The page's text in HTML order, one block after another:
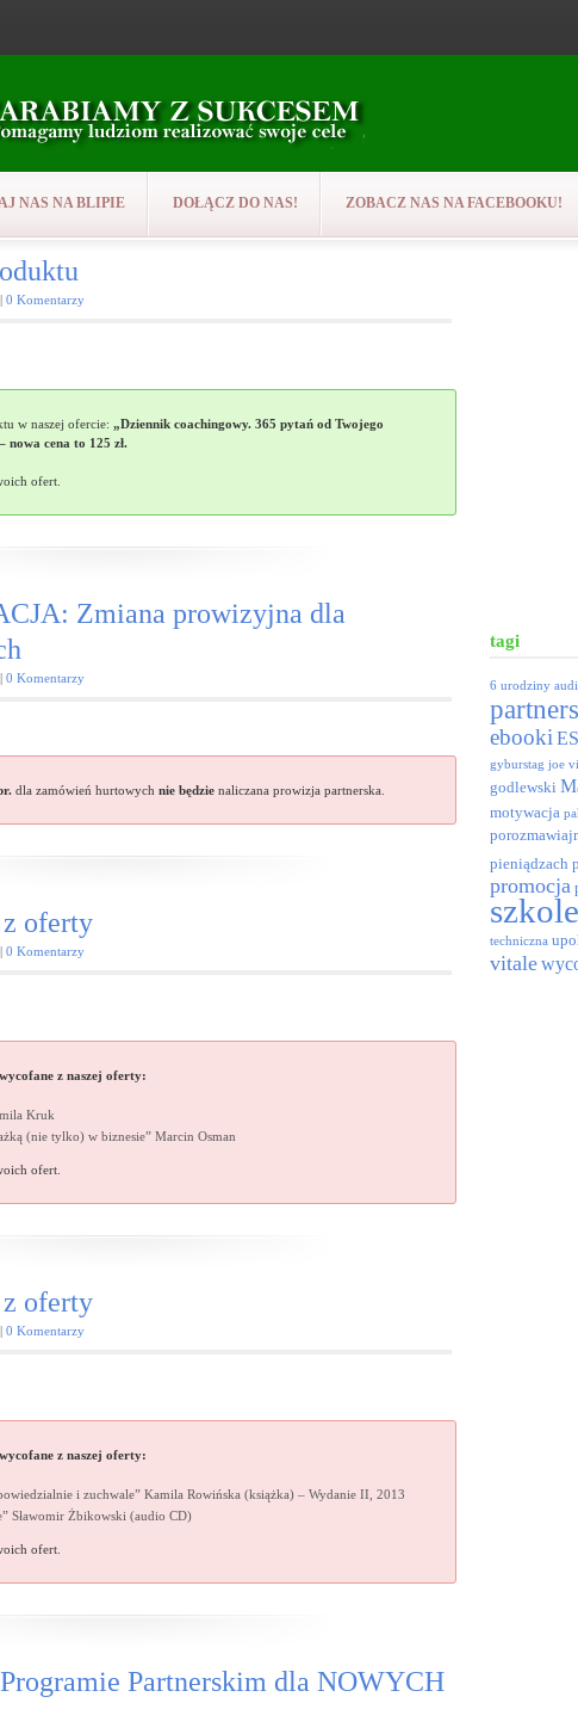
NAS NA BLIPIE DOŁĄCZ DO NAS! ZOBACZ NAS NA FACEBOOKU!
0 Komentarzy
w naszej ofercie: „Dziennik coachingowy. 365 pytań od Twojego
nowa cena to 125 zł.
ofert.
Zmiana prowizyjna dla
0 Komentarzy
dla zamówień hurtowych nie będzie naliczana prowizja partnerska.
oferty
0 Komentarzy
wycofane z naszej oferty:
Kruk
(nie tylko) w biznesie” Marcin Osman
ofert.
oferty
0 Komentarzy
wycofane z naszej oferty:
i zuchwale” Kamila Rowińska (książka) – Wydanie II, 2013
Sławomir Żbikowski (audio CD)
ofert.
Partnerskim dla NOWYCH
tagi
6 urodziny
ebooki
gyburstag joe
godlewski
motywacja
pieniądzach
promocja
techniczna
vitale